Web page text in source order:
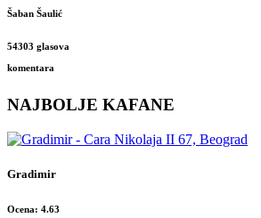
Šaban Šaulić
54303 glasova
komentara
NAJBOLJE KAFANE
Gradimir
Ocena: 4.63